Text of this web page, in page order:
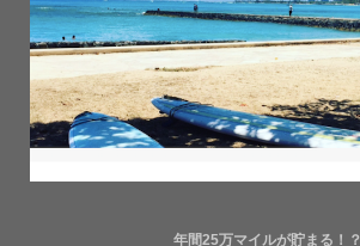
年間25万マイルが貯まる！？